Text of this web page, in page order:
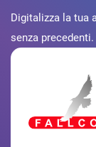
Digitalizza la tua
senza precedenti.